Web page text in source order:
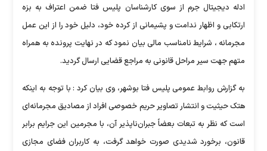
ادله دیجیتال جرم از سوی کارشناسان پلیس فتا ضمن اعتراف به بزه
ارتکابی و اظهار ندامت و پشیمانی از کرده خود، دلیل خود را از این عمل
مجرمانه ، شرایط نامناسب مالی بیان نمود که در نهایت پرونده به همراه
متهم جهت سیر مراحل قانونی به مراجع قضایی ارسال گردید.
به گزارش روابط عمومی پلیس فتا بوشهر، وی بیان کرد : با توجه به اینکه
هتک حیثیت و انتشار تصاویر حریم خصوصی افراد از مصادیق مجرمانه‌ای
است که نظر به تبعات بعضاً جبران‌ناپذیر آن، با مجرمین این جرایم برابر
قانون، برخورد شدیدی صورت خواهد گرفت، به کاربران فضای مجازی